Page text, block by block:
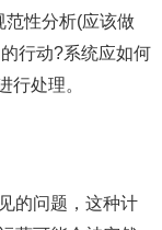
范性分析(应该做
行动?系统应如何
行处理。
的问题，这种计